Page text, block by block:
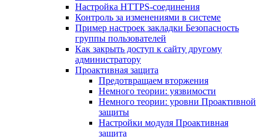
Настройка HTTPS-соединения
Контроль за изменениями в системе
Пример настроек закладки Безопасность
группы пользователей
Как закрыть доступ к сайту другому
администратору
Проактивная защита
Предотвращаем вторжения
Немного теории: уязвимости
Немного теории: уровни Проактивной
защиты
Настройки модуля Проактивная
защита